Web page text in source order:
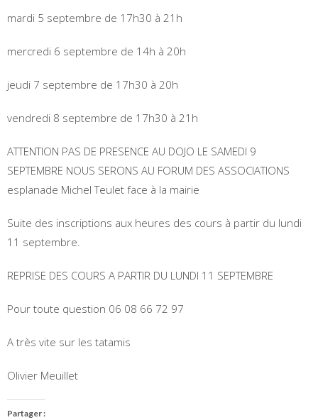
mardi 5 septembre de 17h30 à 21h
mercredi 6 septembre de 14h à 20h
jeudi 7 septembre de 17h30 à 20h
vendredi 8 septembre de 17h30 à 21h
ATTENTION PAS DE PRESENCE AU DOJO LE SAMEDI 9
SEPTEMBRE NOUS SERONS AU FORUM DES ASSOCIATIONS
esplanade Michel Teulet face à la mairie
Suite des inscriptions aux heures des cours à partir du lundi
11 septembre.
REPRISE DES COURS A PARTIR DU LUNDI 11 SEPTEMBRE
Pour toute question 06 08 66 72 97
A très vite sur les tatamis
Olivier Meuillet
Partager :